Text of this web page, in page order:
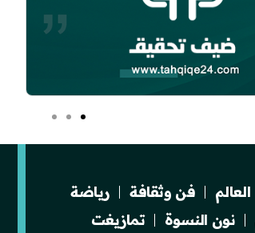
العالم فن وثقافة
رياضة
نون النسوة تمازيغت